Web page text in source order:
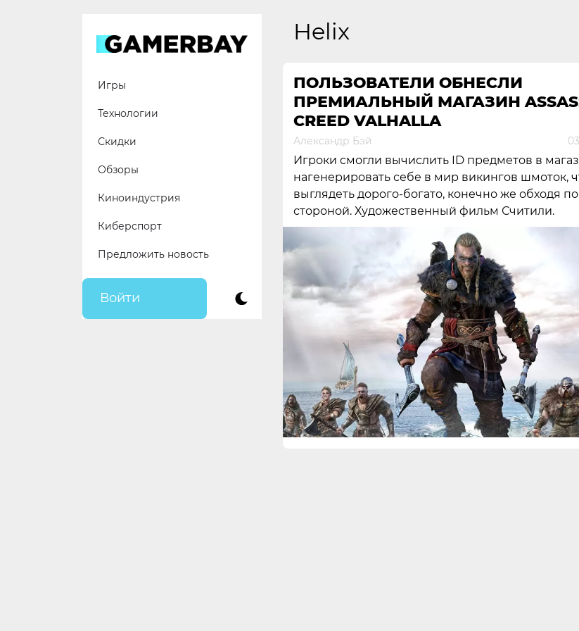
Игры
Технологии
Скидки
Обзоры
Киноиндустрия
Киберспорт
Предложить новость
Войти
Helix
ПОЛЬЗОВАТЕЛИ ОБНЕСЛИ
ПРЕМИАЛЬНЫЙ МАГАЗИН
CREED VALHALLA
Александр Бэй
Игроки смогли вычислить ID предметов в
нагенерировать себе в мир викингов шмоток,
выглядеть дорого-богато, конечно же обходя
стороной. Художественный фильм Считили.